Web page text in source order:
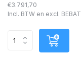
€3.791,70
Incl. BTW en excl. BEBAT